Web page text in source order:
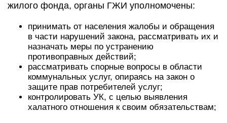
жилого фонда, органы ГЖИ уполномочены:
принимать от населения жалобы и обращения
в части нарушений закона, рассматривать их и
назначать меры по устранению
противоправных действий;
рассматривать спорные вопросы в области
коммунальных услуг, опираясь на закон о
защите прав потребителей услуг;
контролировать УК, с целью выявления
халатного отношения к своим обязательствам;